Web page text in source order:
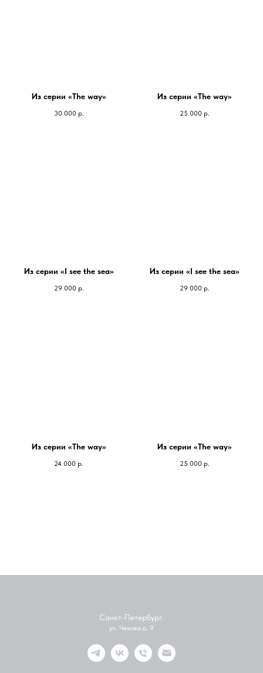
Из серии «The way»
30 000 р.
Из серии «The way»
25 000 р.
Из серии «I see the sea»
29 000 р.
Из серии «I see the sea»
29 000 р.
Из серии «The way»
24 000 р.
Из серии «The way»
25 000 р.
Санкт-Петербург.
ул. Чехова д. 9